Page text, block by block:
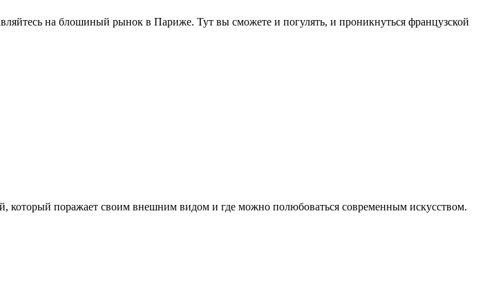
на блошиный рынок в Париже. Тут вы сможете и погулять, и проникнуться французской
который поражает своим внешним видом и где можно полюбоваться современным искусством.